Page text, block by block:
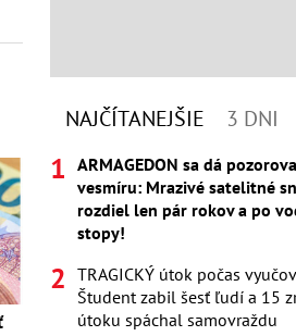
NAJČÍTANEJŠIE 3 DNI
ARMAGEDON sa dá
vesmíru: Mrazivé satelitné
rozdiel len pár rokov a po
stopy!
TRAGICKÝ útok počas
Študent zabil šesť ľudí a 15
útoku spáchal samovraždu